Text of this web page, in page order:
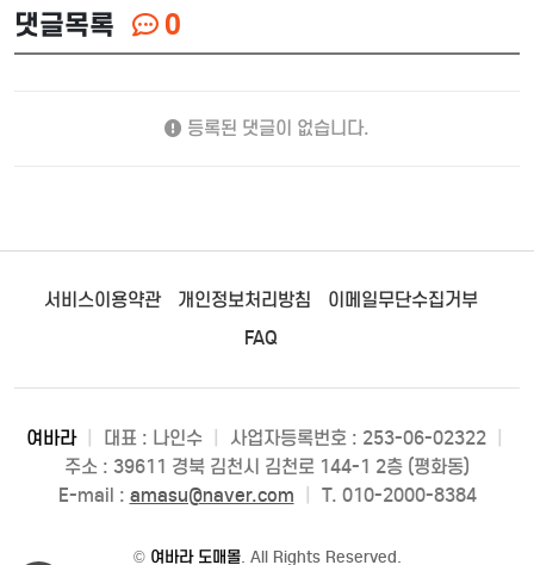
댓글목록 0
등록된 댓글이 없습니다.
서비스이용약관 개인정보처리방침
이메일무단수집거부
FAQ
여바라 대표 : 나인수 사업자등록번호 : 253-06-02322
주소 : 39611 경북 김천시 김천로 144-1 2층 (평화동)
E-mail : amasu@naver.com T. 010-2000-8384
© 여바라 도매몰. All Rights Reserved.